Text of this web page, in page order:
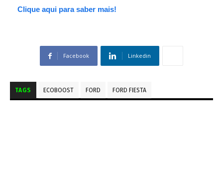
Clique aqui para saber mais!
Facebook Linkedin
TAGS ECOBOOST FORD FORD FIESTA